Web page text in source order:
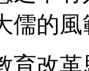
儒的風
改革